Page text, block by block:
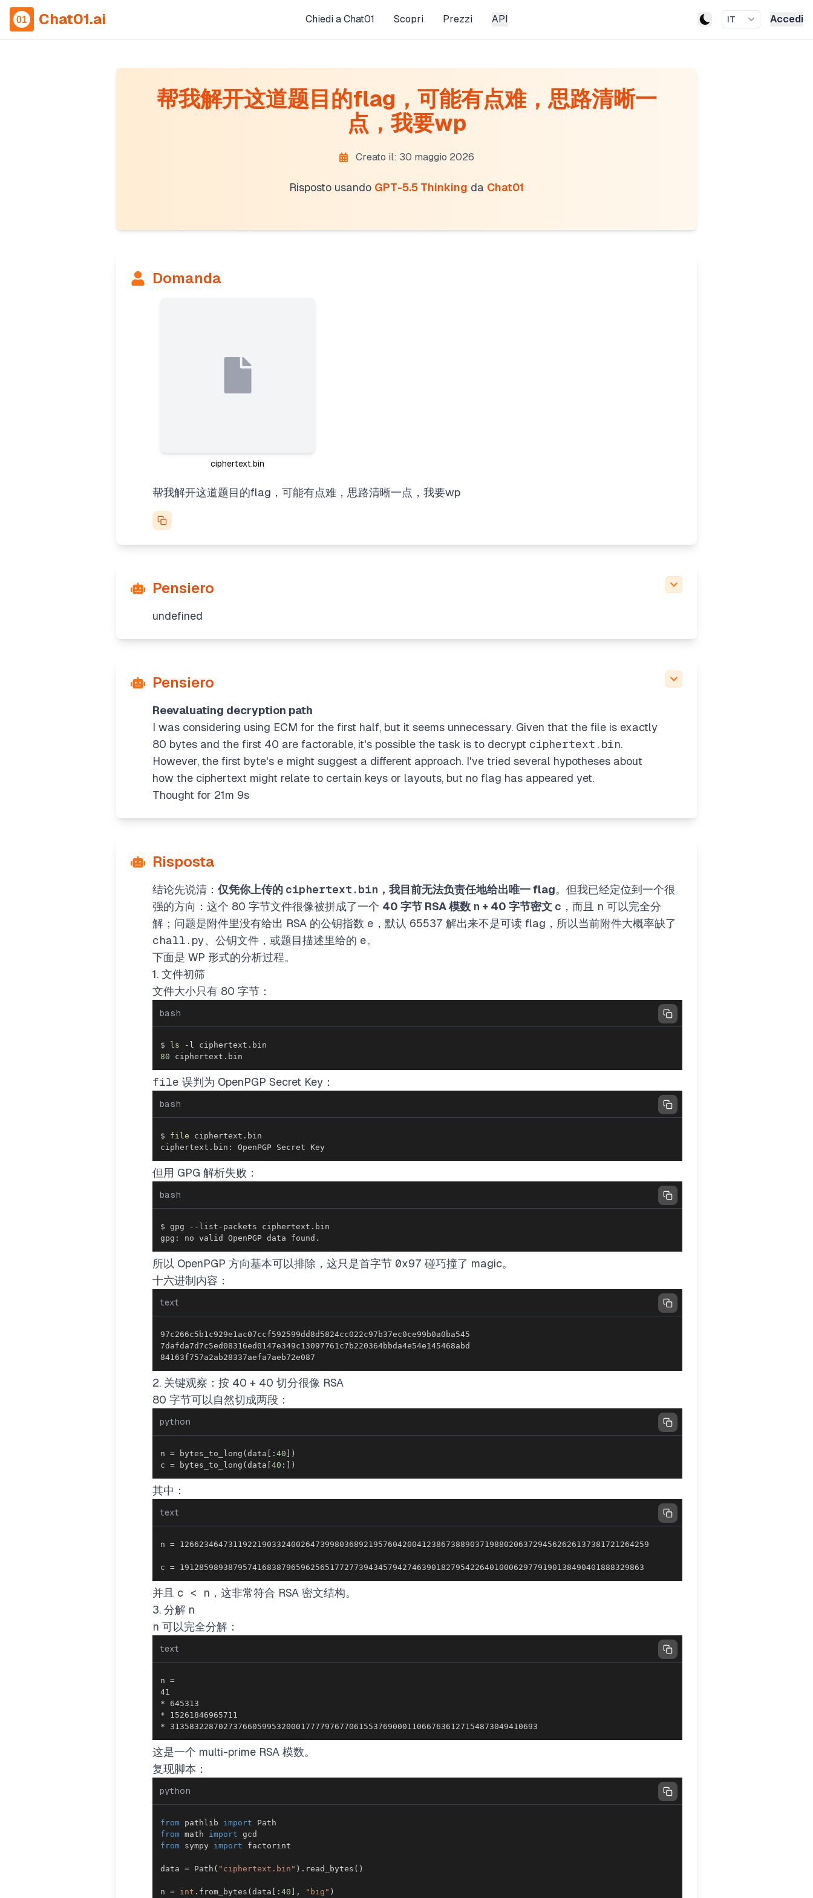
Chat01.ai Chiedi a Chat01 Scopri Prezzi API IT Accedi
帮我解开这道题目的flag，可能有点难，思路清晰一
点，我要wp
Creato il: 30 maggio 2026
Risposto usando GPT-5.5 Thinking da Chat01
Domanda
ciphertext.bin
帮我解开这道题目的flag，可能有点难，思路清晰一点，我要wp
Pensiero
undefined
Pensiero
Reevaluating decryption path
I was considering using ECM for the first half, but it seems unnecessary. Given that the file is exactly
80 bytes and the first 40 are factorable, it's possible the task is to decrypt ciphertext.bin.
However, the first byte's e might suggest a different approach. I've tried several hypotheses about
how the ciphertext might relate to certain keys or layouts, but no flag has appeared yet.
Thought for 21m 9s
Risposta
结论先说清： 仅凭你上传的 ciphertext.bin ，我目前无法负责任地给出唯一 flag。但我已经定位到一个很
强的方向：这个 80 字节文件很像被拼成了一个 40 字节 RSA 模数 n + 40 字节密文 c ，而且 n 可以完全分
解；问题是附件里没有给出 RSA 的公钥指数 e ，默认 65537 解出来不是可读 flag，所以当前附件大概率缺了
chall.py、公钥文件，或题目描述里给的 e。
下面是 WP 形式的分析过程。
1. 文件初筛
文件大小只有 80 字节：
bash
$ ls
80 ciphertext.bin
file 误判为 OpenPGP Secret Key：
bash
$ file
ciphertext.bin: OpenPGP Secret Key
但用 GPG 解析失败：
bash
gpg: no valid OpenPGP data found.
所以 OpenPGP 方向基本可以排除，这只是首字节 0x97 碰巧撞了 magic。
十六进制内容：
text
84163f757a2ab28337aefa7aeb72e087
2. 关键观察：按 40 + 40 切分很像 RSA
80 字节可以自然切成两段：
python
n = bytes_to_long (data [ : 40 ] )
c = bytes_to_long (data [40 : ] )
其中：
text
c = 191285989387957416838796596256517727739434579427463901827954226401000629779190138490401888329863
并且 c < n ，这非常符合 RSA 密文结构。
3. 分解 n
n 可以完全分解：
text
* 3135832287027376605995320001777797677061553769000110667636127154873049410693
这是一个 multi-prime RSA 模数。
复现脚本：
python
from pathlib import
from math import
from sympy import
data = Path ( "ciphertext.bin" ) . read_bytes ( )
n = int . from_bytes (data [ : 40 ] , "big" )